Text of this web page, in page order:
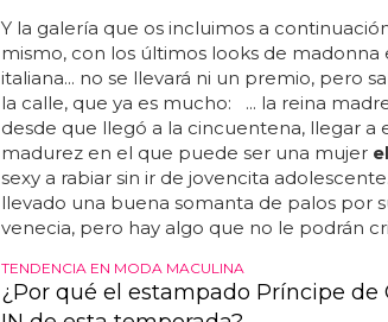
Y la galería que os incluimos a
mismo, con los últimos looks de madonna
italiana... no se llevará ni un premio, pero
la calle, que ya es mucho: ... la reina
desde que llegó a la cincuentena, llegar a
madurez en el que puede ser una mujer
sexy a rabiar sin ir de jovencita
llevado una buena somanta de palos por
venecia, pero hay algo que no le podrán
TENDENCIA EN MODA MACULINA
¿Por qué el estampado Príncipe de